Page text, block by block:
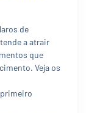
de
a atrair
que
Veja os